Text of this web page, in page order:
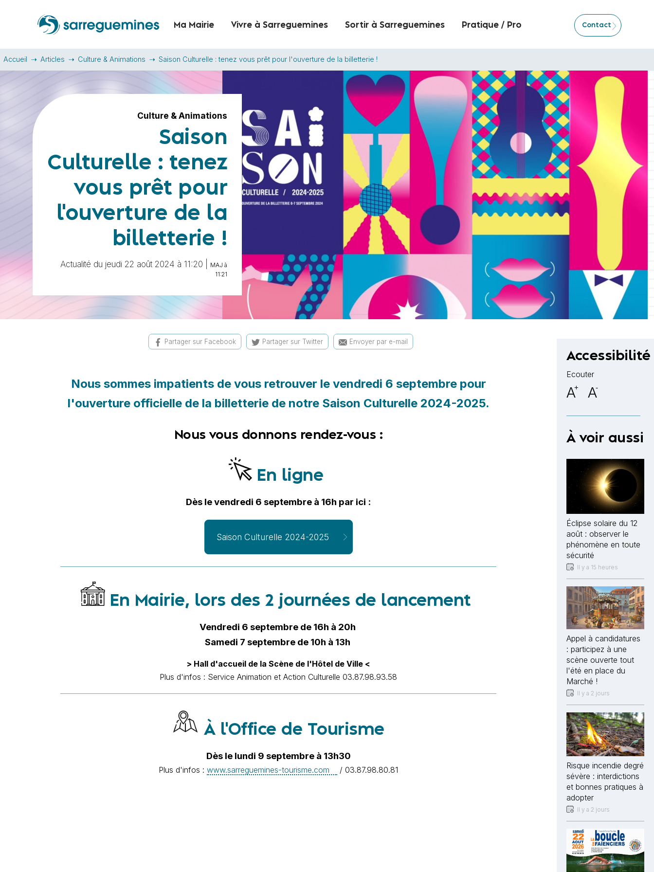
Ma Mairie Vivre à Sarreguemines Sortir à Sarreguemines Pratique / Pro Contact
Accueil Articles Culture & Animations Saison Culturelle : tenez vous prêt pour l'ouverture de la billetterie !
Culture & Animations
Saison
Culturelle : tenez
vous prêt pour
l'ouverture de la
billetterie !
Actualité du jeudi 22 août 2024 à 11:20 |
MAJ à
11:21
Partager sur Facebook Partager sur Twitter Envoyer par e-mail
Nous sommes impatients de vous retrouver le vendredi 6 septembre pour
l'ouverture officielle de la billetterie de notre Saison Culturelle 2024-2025.
Nous vous donnons rendez-vous :
En ligne
Dès le vendredi 6 septembre à 16h par ici :
Saison Culturelle 2024-2025
En Mairie, lors des 2 journées de lancement
Vendredi 6 septembre de 16h à 20h
Samedi 7 septembre de 10h à 13h
> Hall d'accueil de la Scène de l'Hôtel de Ville <
Plus d'infos : Service Animation et Action Culturelle 03.87.98.93.58
À l'Office de Tourisme
Dès le lundi 9 septembre à 13h30
Plus d'infos : www.sarreguemines-tourisme.com / 03.87.98.80.81
Accessibilité
Ecouter
A+ A-
À voir aussi
Éclipse solaire du 12
août : observer le
phénomène en toute
sécurité
Il y a 15 heures
Appel à candidatures
: participez à une
scène ouverte tout
l'été en place du
Marché !
Il y a 2 jours
Risque incendie degré
sévère : interdictions
et bonnes pratiques à
adopter
Il y a 2 jours